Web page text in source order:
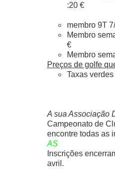
:20 €
membro 9T
Membro
€
Membro
Preços de golfe
Taxas
A sua Associação
Campeonato de
encontre todas as
AS
Inscrições
avril.